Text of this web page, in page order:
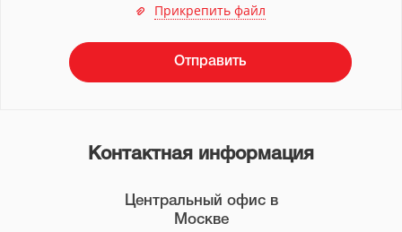
Прикрепить файл
Контактная информация
Центральный офис в
Москве